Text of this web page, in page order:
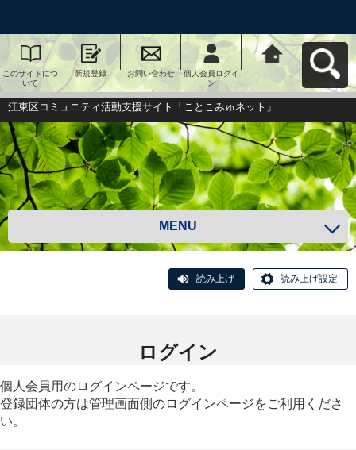
このサイトにつ
いて
新規登録 お問い合わせ
個人会員ログイ
ン
江東区コミュニ
ティ活動支援サ
イト「ことこみ
ゅネット」へ戻
る
江東区コミュニティ活動支援サイト「ことこみゅネット」
MENU
読み上げ 読み上げ設定
ログイン
個人会員用のログインページです。
登録団体の方は管理画面側のログインページをご利用くださ
い。